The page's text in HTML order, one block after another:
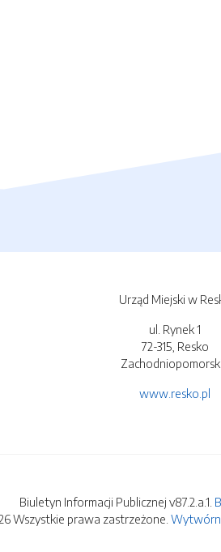
Urząd Miejski w
ul. Rynek 1
72-315, Resko
www.resko.pl
Biuletyn Informacji Publicznej v87.2.a.1.
Wszystkie prawa zastrzeżone.